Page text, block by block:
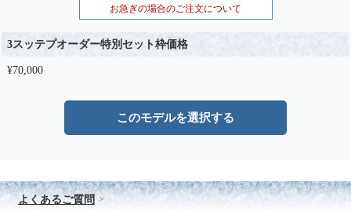
お急ぎの場合のご注文について
3スッテプオーダー特別セット枠価格
¥70,000
このモデルを選択する
よくあるご質問